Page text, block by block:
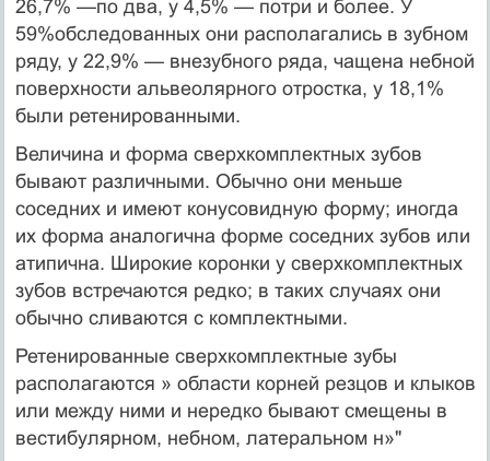
26,7% —по два, у 4,5% — потри и более. У
59%обследованных они располагались в зубном
ряду, у 22,9% — внезубного ряда, чащена небной
поверхности альвеолярного отростка, у 18,1%
были ретенированными.
Величина и форма сверхкомплектных зубов
бывают различ­ными. Обычно они меньше
соседних и имеют конусовидную форму; иногда
их форма аналогична форме соседних зубов или
атипична. Широкие коронки у сверхкомплектных
зубов встре­чаются редко; в таких случаях они
обычно сливаются с ком­плектными.
Ретенированные сверхкомплектные зубы
располагаются » области корней резцов и клыков
или между ними и нередко бывают смещены в
вестибулярном, небном, латеральном н»"